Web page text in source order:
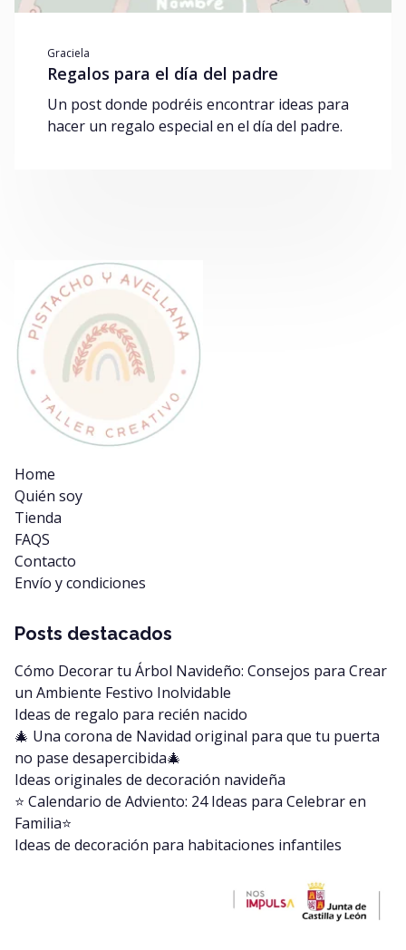
Graciela
Regalos para el día del padre
Un post donde podréis encontrar ideas para
hacer un regalo especial en el día del padre.
Home
Quién soy
Tienda
FAQS
Contacto
Envío y condiciones
Posts destacados
Cómo Decorar tu Árbol Navideño: Consejos para Crear
un Ambiente Festivo Inolvidable
Ideas de regalo para recién nacido
🎄 Una corona de Navidad original para que tu puerta
no pase desapercibida🎄
Ideas originales de decoración navideña
⭐️ Calendario de Adviento: 24 Ideas para Celebrar en
Familia⭐️
Ideas de decoración para habitaciones infantiles